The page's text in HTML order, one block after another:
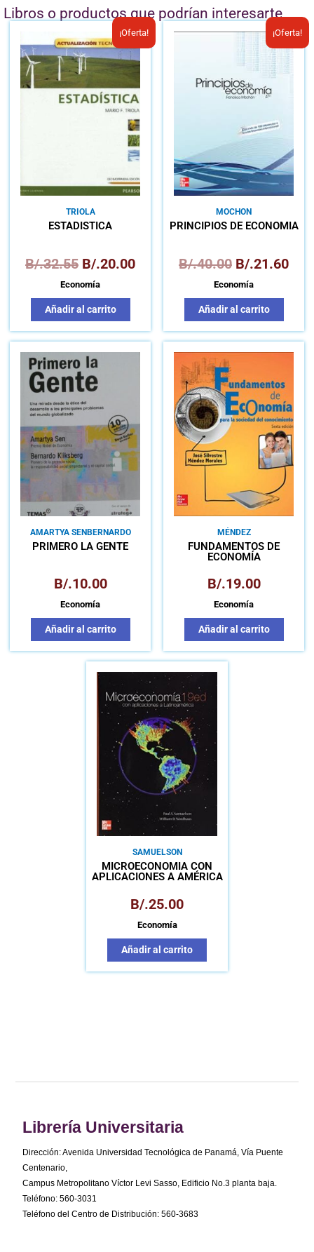
Libros o productos que podrían interesarte
¡Oferta!
TRIOLA
ESTADÍSTICA
B/.32.55
precio
original
era:
B/.32.55.
B/.20.00
El
precio
actual
es:
B/.20.00.
Economía
Añadir al carrito
¡Oferta!
MOCHON
PRINCIPIOS DE ECONOMÍA
B/.40.00
El
precio
original
era:
B/.40.00.
B/.21.60
El
Economía
Añadir al carrito
AMARTYA SENBERNARDO
KLIKSBERG
PRIMERO LA GENTE
B/.10.00
Economía
Añadir al carrito
MÉNDEZ
FUNDAMENTOS DE
ECONOMÍA
B/.19.00
Economía
Añadir al carrito
SAMUELSON
MICROECONOMÍA CON
APLICACIONES A AMÉRICA
B/.25.00
Economía
Añadir al carrito
Librería Universitaria
Dirección: Avenida Universidad Tecnológica de Panamá, Vía Puente
Centenario,
Campus Metropolitano Víctor Levi Sasso, Edificio No.3 planta baja.
Teléfono: 560-3031
Teléfono del Centro de Distribución: 560-3683